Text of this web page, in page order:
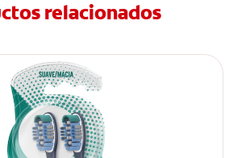
relacionados